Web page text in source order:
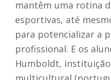
mantêm uma rotina
esportivas, até
para potencializar a
profissional. E os
Humboldt,